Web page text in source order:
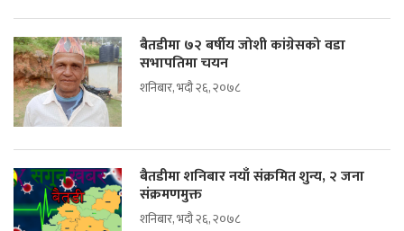
बैतडीमा ७२ बर्षीय जोशी कांग्रेसको वडा
सभापतिमा चयन
शनिबार, भदौ २६, २०७८
बैतडीमा शनिबार नयाँ संक्रमित शुन्य, २ जना
संक्रमणमुक्त
शनिबार, भदौ २६, २०७८